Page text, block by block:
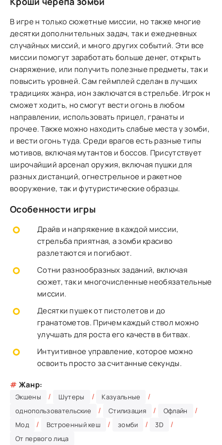
В игре н только сюжетные миссии, но также многие
десятки дополнительных задач, так и ежедневных
случайных миссий, и много других событий. Эти все
миссии помогут заработать больше денег, открыть
снаряжение, или получить полезные предметы, так и
повысить уровней. Сам геймплей сделан в лучших
традициях жанра, ион заключатся в стрельбе. Игрок н
сможет ходить, но смогут вести огонь в любом
направлении, использовать прицел, гранаты и
прочее. Также можно находить слабые места у зомби,
и вести огонь туда. Среди врагов есть разные типы
мотивов, включая мутантов и боссов. Присутствует
широчайший арсенал оружия, включая пушки для
разных дистанций, огнестрельное и ракетное
вооружение, так и футуристические образцы.
Особенности игры
Драйв и напряжение в каждой миссии,
стрельба приятная, а зомби красиво
разлетаются и погибают.
Сотни разнообразных заданий, включая
сюжет, так и многочисленные необязательные
миссии.
Десятки пушек от пистолетов и до
гранатометов. Причем каждый ствол можно
улучшать для роста его качеств в битвах.
Интуитивное управление, которое можно
освоить просто за считанные секунды.
# Жанр:
Экшены / Шутеры / Казуальные /
однопользовательские / Стилизация / Офлайн /
Мод / Встроенный кеш / зомби / 3D /
От первого лица